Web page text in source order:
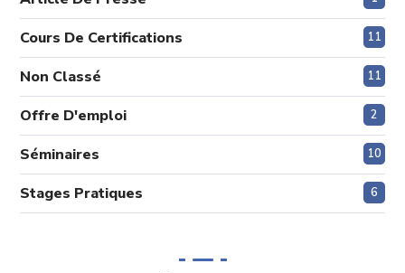
Cours De Certifications 11
Non Classé 11
Offre D'emploi 2
Séminaires 10
Stages Pratiques 6